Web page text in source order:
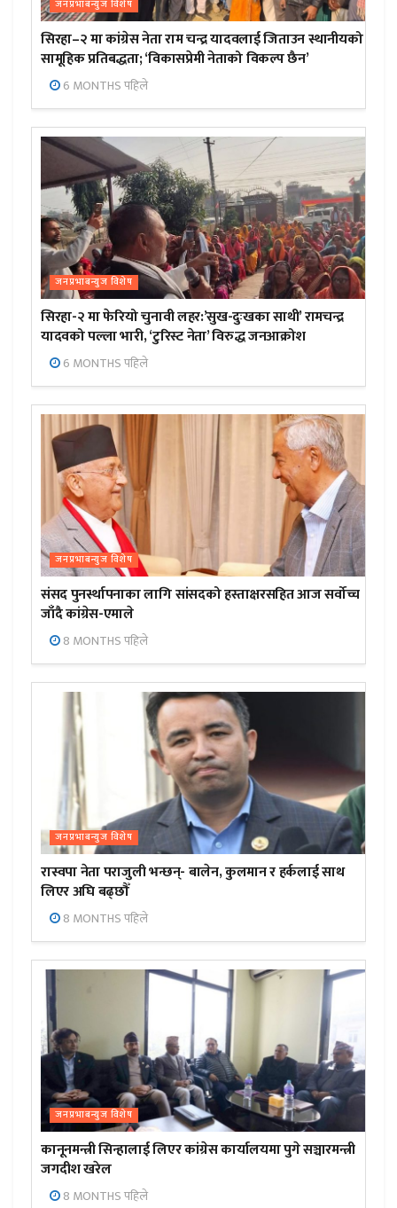
जनप्रभाबन्युज विशेष
सिरहा–२ मा कांग्रेस नेता राम चन्द्र यादवलाई जिताउन स्थानीयको
सामूहिक प्रतिबद्धता; ‘विकासप्रेमी नेताको विकल्प छैन’
6 MONTHS पहिले
जनप्रभाबन्युज विशेष
सिरहा-२ मा फेरियो चुनावी लहर:’सुख-दुःखका साथी’ रामचन्द्र
यादवको पल्ला भारी, ‘टुरिस्ट नेता’ विरुद्ध जनआक्रोश
6 MONTHS पहिले
जनप्रभाबन्युज विशेष
संसद पुनर्स्थापनाका लागि सांसदको हस्ताक्षरसहित आज सर्वोच्च
जाँदै कांग्रेस-एमाले
8 MONTHS पहिले
जनप्रभाबन्युज विशेष
रास्वपा नेता पराजुली भन्छन्- बालेन, कुलमान र हर्कलाई साथ
लिएर अघि बढ्छौँ
8 MONTHS पहिले
जनप्रभाबन्युज विशेष
कानूनमन्त्री सिन्हालाई लिएर कांग्रेस कार्यालयमा पुगे सञ्चारमन्त्री
जगदीश खरेल
8 MONTHS पहिले